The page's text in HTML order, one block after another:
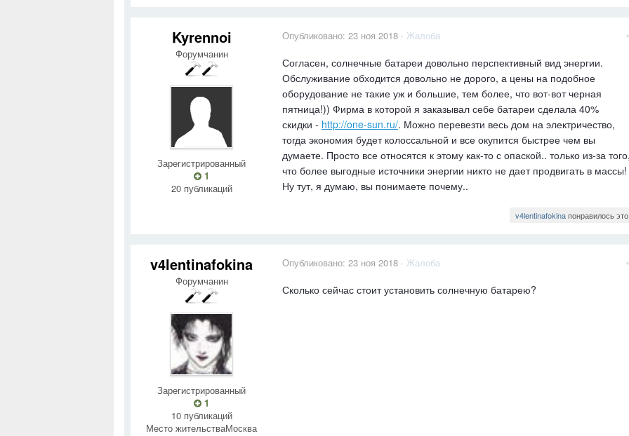
Kyrennoi
Форумчанин
Зарегистрированный
1
20 публикаций
Опубликовано: 23 ноя 2018 · Жалоба
Согласен, солнечные батареи довольно перспективный вид энергии.
Обслуживание обходится довольно не дорого, а цены на подобное
оборудование не такие уж и большие, тем более, что вот-вот черная
пятница!)) Фирма в которой я заказывал себе батареи сделала 40%
скидки - http://one-sun.ru/. Можно перевезти весь дом на электричество,
тогда экономия будет колоссальной и все окупится быстрее чем вы
думаете. Просто все относятся к этому как-то с опаской.. только из-за
что более выгодные источники энергии никто не дает продвигать в массы!
Ну тут, я думаю, вы понимаете почему..
v4lentinafokinaпонравилось это
v4lentinafokina
Форумчанин
Зарегистрированный
1
10 публикаций
Место жительстваМосква
Опубликовано: 23 ноя 2018 · Жалоба
Сколько сейчас стоит установить солнечную батарею?